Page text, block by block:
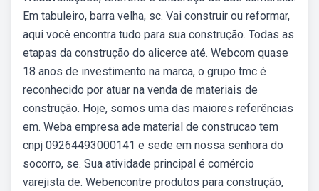
Em tabuleiro, barra velha, sc. Vai construir ou reformar,
aqui você encontra tudo para sua construção. Todas as
etapas da construção do alicerce até. Webcom quase
18 anos de investimento na marca, o grupo tmc é
reconhecido por atuar na venda de materiais de
construção. Hoje, somos uma das maiores referências
em. Weba empresa ade material de construcao tem
cnpj 09264493000141 e sede em nossa senhora do
socorro, se. Sua atividade principal é comércio
varejista de. Webencontre produtos para construção,